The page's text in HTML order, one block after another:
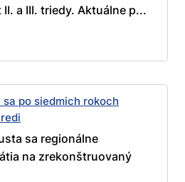
a III. triedy. Aktuálne p...
po siedmich rokoch
sa regionálne
na zrekonštruovaný